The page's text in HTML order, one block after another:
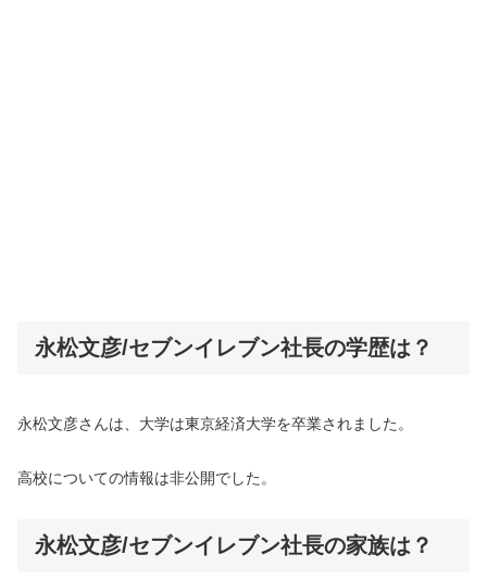
永松文彦/セブンイレブン社長の学歴は？
永松文彦さんは、大学は東京経済大学を卒業されました。
高校についての情報は非公開でした。
永松文彦/セブンイレブン社長の家族は？